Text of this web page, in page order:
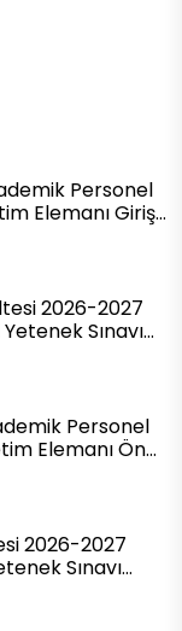
Personel
Elemanı Giriş…
2026-2027
Sınavı…
Personel
Elemanı Ön…
2026-2027
Sınavı…